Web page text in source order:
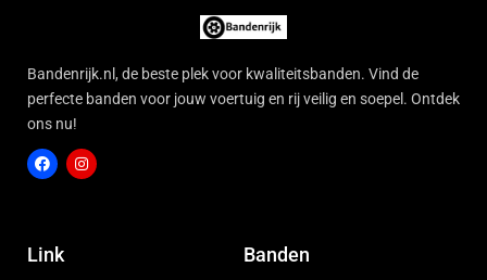
Bandenrijk.nl, de beste plek voor kwaliteitsbanden. Vind de
perfecte banden voor jouw voertuig en rij veilig en soepel. Ontdek
ons nu!
c
e
Link Banden